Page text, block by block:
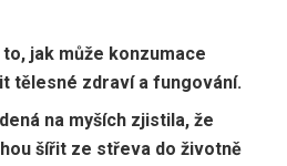
jak může konzumace
tělesné zdraví a fungování.
na myších zjistila, že
šířit ze střeva do životně